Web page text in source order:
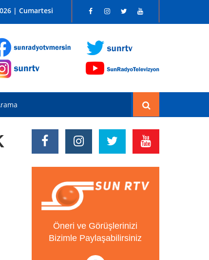
FM 96.1
| Cumartesi
Öneri ve Görüşlerinizi
Bizimle Paylaşabilirsiniz